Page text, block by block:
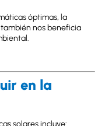
óptimas, la
también nos beneficia
en la